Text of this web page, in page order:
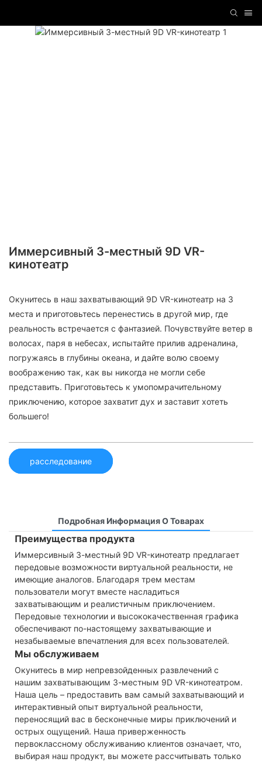
Иммерсивный 3-местный 9D VR-
кинотеатр
Окунитесь в наш захватывающий 9D VR-кинотеатр на 3
места и приготовьтесь перенестись в другой мир, где
реальность встречается с фантазией. Почувствуйте ветер в
волосах, паря в небесах, испытайте прилив адреналина,
погружаясь в глубины океана, и дайте волю своему
воображению так, как вы никогда не могли себе
представить. Приготовьтесь к умопомрачительному
приключению, которое захватит дух и заставит хотеть
большего!
расследование
Подробная Информация О Товарах
Преимущества продукта
Иммерсивный 3-местный 9D VR-кинотеатр предлагает
передовые возможности виртуальной реальности, не
имеющие аналогов. Благодаря трем местам
пользователи могут вместе насладиться
захватывающим и реалистичным приключением.
Передовые технологии и высококачественная графика
обеспечивают по-настоящему захватывающие и
незабываемые впечатления для всех пользователей.
Мы обслуживаем
Окунитесь в мир непревзойденных развлечений с
нашим захватывающим 3-местным 9D VR-кинотеатром.
Наша цель – предоставить вам самый захватывающий и
интерактивный опыт виртуальной реальности,
переносящий вас в бесконечные миры приключений и
острых ощущений. Наша приверженность
первоклассному обслуживанию клиентов означает, что,
выбирая наш продукт, вы можете рассчитывать только